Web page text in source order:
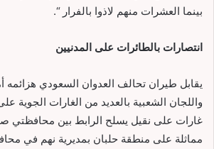
بينما العشرات منهم لاذوا بالفرار “.
انتصارات بالطائرات على المدنيين
يقابل طيران تحالف العدوان السعودي هزائمه
واللجان الشعبية بالعديد من الغارات الجوية
غارات على نقيل يسلح الرابط بين محافظتي
مماثلة على منطقة حلبان بمديرية نهم في